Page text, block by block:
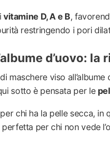
vitamine D, A e B,
restringendo i pori
d’uovo: la
maschere viso all’albume
sotto è pensata per le
chi ha la pelle secca,
per chi non vede